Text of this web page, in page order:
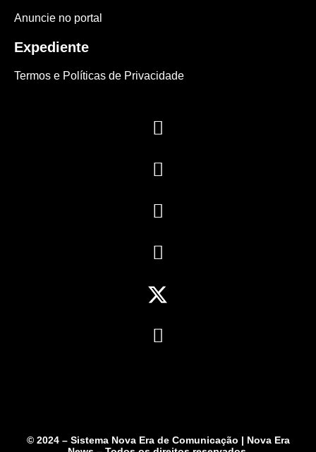
Anuncie no portal
Expediente
Termos e Políticas de Privacidade
© 2024 – Sistema Nova Era de Comunicação | Nova Era